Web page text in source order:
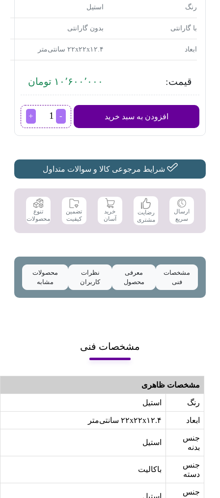
رنگ استیل
با گارانتی بدون گارانتی
ابعاد ۲۲x۲۲x۱۲.۴ سانتی‌متر
قیمت: ۱۰٬۶۰۰٬۰۰۰ تومان
افزودن به سبد خرید
زودپز
پارس
سه
لایه
گنجایش
4.5
ليتر
عدد
شرایط مرجوعی کالا و سوالات متداول
ارسال
سریع
رضایت
مشتری
خرید
آسان
تضمین
کیفیت
تنوع
محصولات
مشخصات
فنی
معرفی
محصول
نظرات
کاربران
محصولات
مشابه
مشخصات فنی
مشخصات ظاهری
رنگ استیل
ابعاد ۲۲x۲۲x۱۲.۴ سانتی‌متر
جنس
بدنه
استیل
جنس
دسته
باکالیت
جنس
استیل